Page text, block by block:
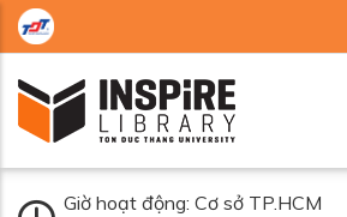
Nhảy đến nội dung
Giờ hoạt động: Cơ sở TP.HCM